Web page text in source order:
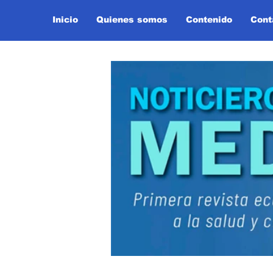
Inicio Quienes somos Contenido